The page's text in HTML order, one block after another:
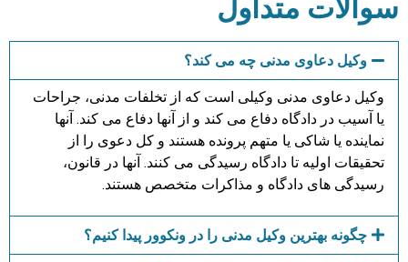
سوالات متداول
وکیل دعاوی مدنی چه می کند؟
وکیل دعاوی مدنی وکیلی است که از تخلفات مدنی، جراحات
یا آسیب در دادگاه دفاع می کند و از آنها دفاع می کند. آنها
نماینده یا شاکی یا متهم پرونده هستند و کل دعوی را از
تحقیقات اولیه تا دادگاه رسیدگی می کنند. آنها در قانون،
رسیدگی های دادگاه و مذاکرات متخصص هستند.
چگونه بهترین وکیل مدنی را در ونکوور پیدا کنیم؟